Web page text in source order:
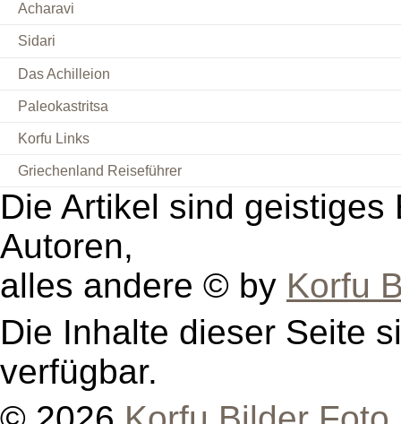
Acharavi
Sidari
Das Achilleion
Paleokastritsa
Korfu Links
Griechenland Reiseführer
Die Artikel sind
Autoren,
alles andere © by Korfu
Die Inhalte dieser Seite
verfügbar.